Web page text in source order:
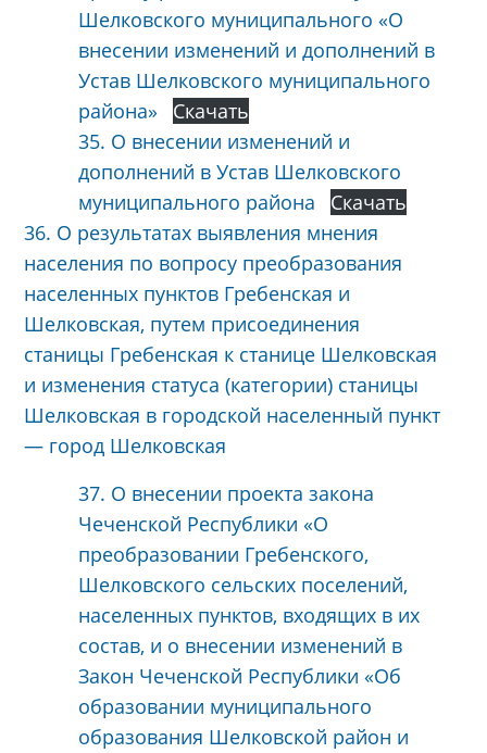
Шелковского муниципального «О
внесении изменений и дополнений в
Устав Шелковского муниципального
района»
Скачать
35. О внесении изменений и
дополнений в Устав Шелковского
муниципального района
Скачать
36. О результатах выявления мнения
населения по вопросу преобразования
населенных пунктов Гребенская и
Шелковская, путем присоединения
станицы Гребенская к станице Шелковская
и изменения статуса (категории) станицы
Шелковская в городской населенный пункт
— город Шелковская
37. О внесении проекта закона
Чеченской Республики «О
преобразовании Гребенского,
Шелковского сельских поселений,
населенных пунктов, входящих в их
состав, и о внесении изменений в
Закон Чеченской Республики «Об
образовании муниципального
образования Шелковской район и